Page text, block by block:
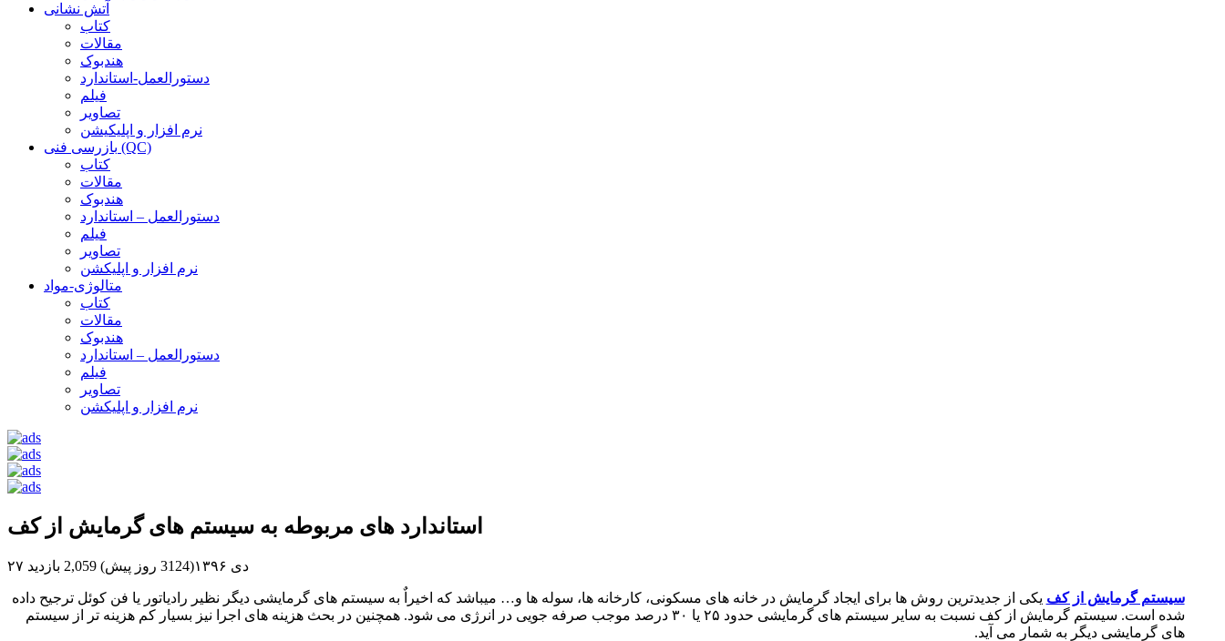
آتش نشانی
کتاب
مقالات
هندبوک
دستورالعمل-استاندارد
فیلم
تصاویر
نرم افزار و اپلیکیشن
بازرسی فنی (QC)
کتاب
مقالات
هندبوک
دستورالعمل – استاندارد
فیلم
تصاویر
نرم افزار و اپلیکشن
متالوژی-مواد
کتاب
مقالات
هندبوک
دستورالعمل – استاندارد
فیلم
تصاویر
نرم افزار و اپلیکشن
استاندارد های مربوطه به سیستم های گرمایش از کف
۲۷ دی ۱۳۹۶(3124 روز پیش) 2,059 بازدید
سیستم گرمایش از کف یکی از جدیدترین روش ها برای ایجاد گرمایش در خانه های مسکونی، کارخانه ها، سوله ها و… میباشد که اخیراٌ به سیستم های گرمایشی دیگر نظیر رادیاتور یا فن کوئل ترجیح داده
شده است. سیستم گرمایش از کف نسبت به سایر سیستم های گرمایشی حدود ۲۵ یا ۳۰ درصد موجب صرفه جویی در انرژی می شود. همچنین در بحث هزینه های اجرا نیز بسیار کم هزینه تر از سیستم
های گرمایشی دیگر به شمار می آید.